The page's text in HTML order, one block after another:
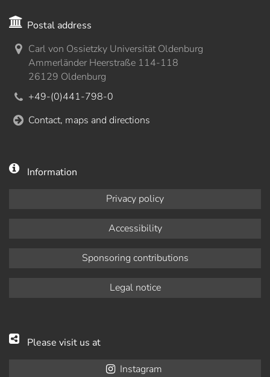
Postal address
Carl von Ossietzky Universität Oldenburg
Ammerländer Heerstraße 114-118
26129 Oldenburg
+49-(0)441-798-0
Contact, maps and directions
Information
Privacy policy
Accessibility
Sponsoring contributions
Legal notice
Please visit us at
Instagram